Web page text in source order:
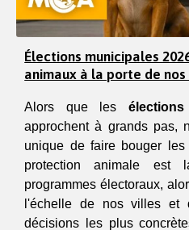
Élections municipales
animaux à la porte de nos
Alors que les
approchent à grands pas,
unique de faire bouger
protection animale est
programmes électoraux,
l'échelle de nos villes et
décisions les plus